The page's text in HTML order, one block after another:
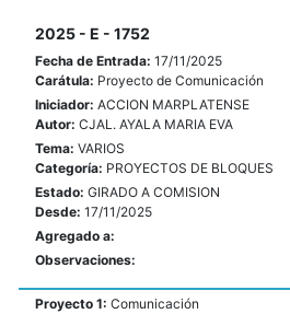
2025 - E - 1752
Fecha de Entrada: 17/11/2025
Carátula: Proyecto de Comunicación
Iniciador: ACCION MARPLATENSE
Autor: CJAL. AYALA MARIA EVA
Tema: VARIOS
Categoría: PROYECTOS DE BLOQUES
Estado: GIRADO A COMISION
Desde: 17/11/2025
Agregado a:
Observaciones:
Proyecto 1: Comunicación